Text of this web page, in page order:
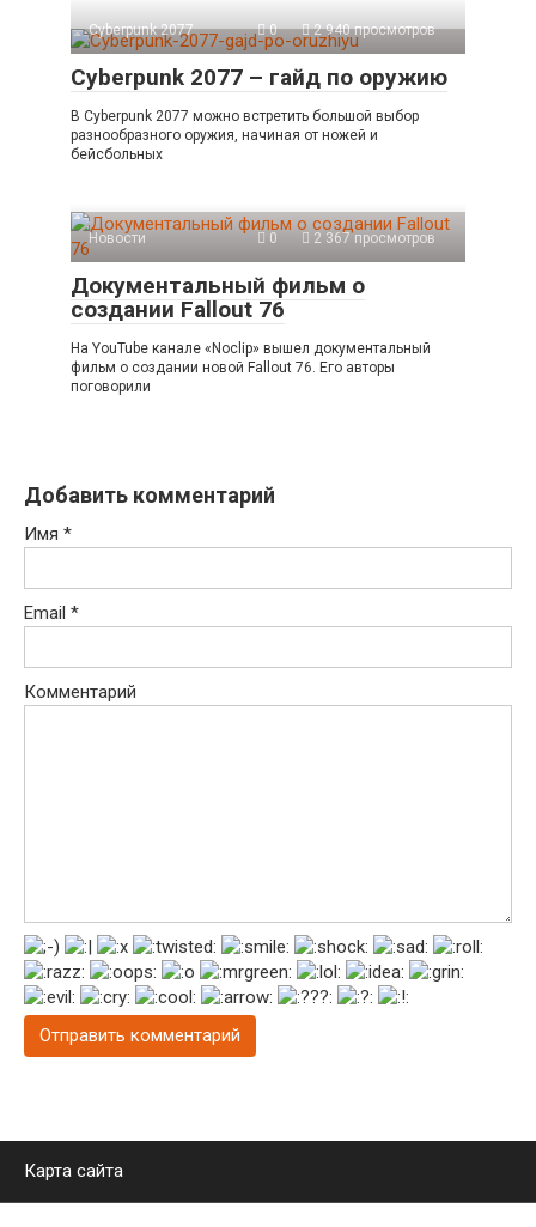
Cyberpunk 2077 0 2 940 просмотров
Cyberpunk 2077 – гайд по оружию
В Cyberpunk 2077 можно встретить большой выбор
разнообразного оружия, начиная от ножей и
бейсбольных
Новости 0 2 367 просмотров
Документальный фильм о
создании Fallout 76
На YouTube канале «Noclip» вышел документальный
фильм о создании новой Fallout 76. Его авторы
поговорили
Добавить комментарий
Имя *
Email *
Комментарий
Карта сайта